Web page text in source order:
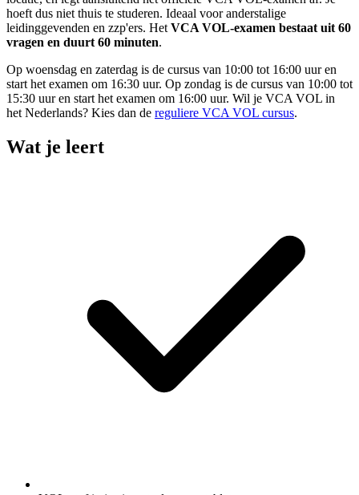
hoeft dus niet thuis te studeren. Ideaal voor anderstalige
leidinggevenden en zzp'ers. Het VCA VOL-examen bestaat uit 60
vragen en duurt 60 minuten.
Op woensdag en zaterdag is de cursus van 10:00 tot 16:00 uur en
start het examen om 16:30 uur. Op zondag is de cursus van 10:00 tot
15:30 uur en start het examen om 16:00 uur. Wil je VCA VOL in
het Nederlands? Kies dan de reguliere VCA VOL cursus.
Wat je leert